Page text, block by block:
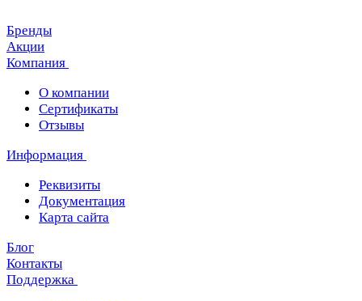
Бренды
Акции
Компания
О компании
Сертификаты
Отзывы
Информация
Реквизиты
Документация
Карта сайта
Блог
Контакты
Поддержка